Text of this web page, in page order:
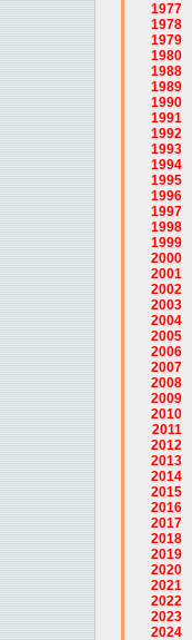
1977
1978
1979
1980
1988
1989
1990
1991
1992
1993
1994
1995
1996
1997
1998
1999
2000
2001
2002
2003
2004
2005
2006
2007
2008
2009
2010
2011
2012
2013
2014
2015
2016
2017
2018
2019
2020
2021
2022
2023
2024